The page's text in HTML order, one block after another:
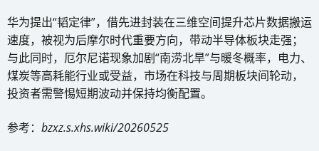
华为提出“韬定律”，借先进封装在三维空间提升芯片数据搬运
速度，被视为后摩尔时代重要方向，带动半导体板块走强；
与此同时，厄尔尼诺现象加剧“南涝北旱”与暖冬概率，电力、
煤炭等高耗能行业或受益，市场在科技与周期板块间轮动，
投资者需警惕短期波动并保持均衡配置。
参考： bzxz.s.xhs.wiki/20260525